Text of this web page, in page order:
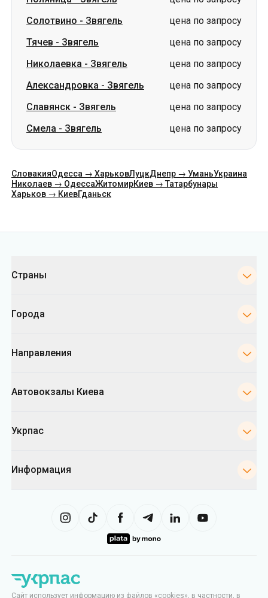
Солотвино - Звягель
цена по запросу
Тячев - Звягель
цена по запросу
Николаевка - Звягель
цена по запросу
Александровка - Звягель
цена по запросу
Славянск - Звягель
цена по запросу
Смела - Звягель цена по запросу
СловакияОдесса → ХарьковЛуцкДнепр → УманьУкраина
Николаев → ОдессаЖитомирКиев → Татарбунары
Харьков → КиевГданьск
Страны
Города
Направления
Автовокзалы Киева
Укрпас
Информация
Сайт использует информацию из файлов «cookies», в частности, в